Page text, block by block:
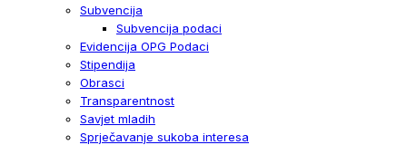
Subvencija
Subvencija podaci
Evidencija OPG Podaci
Stipendija
Obrasci
Transparentnost
Savjet mladih
Sprječavanje sukoba interesa